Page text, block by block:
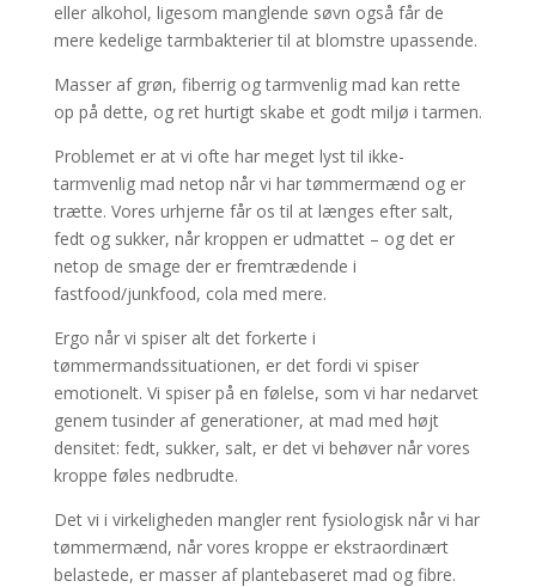
eller alkohol, ligesom manglende søvn også får de
mere kedelige tarmbakterier til at blomstre upassende.
Masser af grøn, fiberrig og tarmvenlig mad kan rette
op på dette, og ret hurtigt skabe et godt miljø i tarmen.
Problemet er at vi ofte har meget lyst til ikke-
tarmvenlig mad netop når vi har tømmermænd og er
trætte. Vores urhjerne får os til at længes efter salt,
fedt og sukker, når kroppen er udmattet – og det er
netop de smage der er fremtrædende i
fastfood/junkfood, cola med mere.
Ergo når vi spiser alt det forkerte i
tømmermandssituationen, er det fordi vi spiser
emotionelt. Vi spiser på en følelse, som vi har nedarvet
genem tusinder af generationer, at mad med højt
densitet: fedt, sukker, salt, er det vi behøver når vores
kroppe føles nedbrudte.
Det vi i virkeligheden mangler rent fysiologisk når vi har
tømmermænd, når vores kroppe er ekstraordinært
belastede, er masser af plantebaseret mad og fibre.